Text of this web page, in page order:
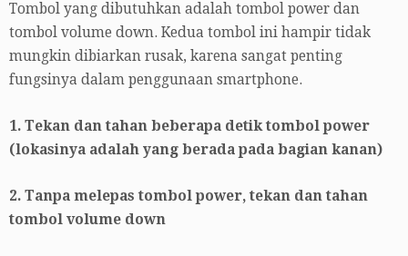
Tombol yang dibutuhkan adalah tombol power dan
tombol volume down. Kedua tombol ini hampir tidak
mungkin dibiarkan rusak, karena sangat penting
fungsinya dalam penggunaan smartphone.
1. Tekan dan tahan beberapa detik tombol power
(lokasinya adalah yang berada pada bagian kanan)
2. Tanpa melepas tombol power, tekan dan tahan
tombol volume down